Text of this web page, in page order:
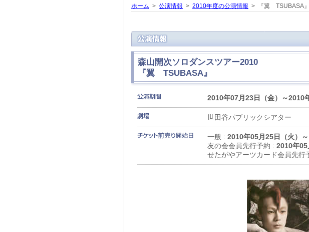
ホーム > 公演情報 > 2010年度の公演情報 > 『翼 TSUBASA』
森山開次ソロダンスツアー2010
『翼 TSUBASA』
2010年07月23日（金）～2010
世田谷パブリックシアター
一般 : 2010年05月25日（火）～
友の会会員先行予約 : 2010年05
せたがやアーツカード会員先行